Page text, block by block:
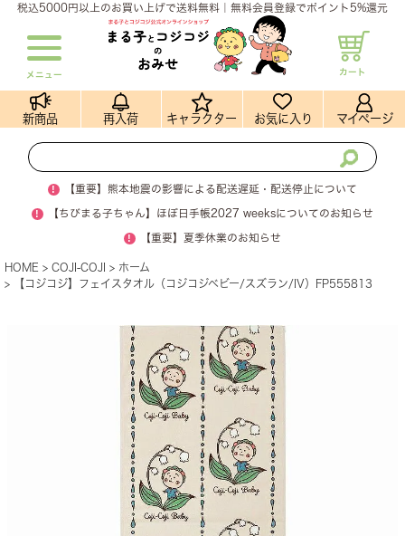
税込5000円以上のお買い上げで送料無料｜無料会員登録でポイント5%還元
メニュー カート
新商品 再入荷 キャラクター お気に入り マイページ
! 【重要】熊本地震の影響による配送遅延・配送停止について
! 【ちびまる子ちゃん】ほぼ日手帳2027 weeksについてのお知らせ
! 【重要】夏季休業のお知らせ
HOME COJI-COJI
ホーム
【コジコジ】フェイスタオル（コジコジベビー/スズラン/IV）FP555813